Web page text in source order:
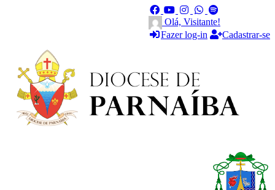
Olá, Visitante!
Fazer log-in
Cadastrar-se